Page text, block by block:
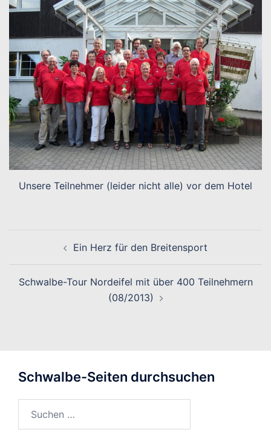
Unsere Teilnehmer (leider nicht alle) vor dem Hotel
Ein Herz für den Breitensport
Schwalbe-Tour Nordeifel mit über 400 Teilnehmern
(08/2013)
Schwalbe-Seiten durchsuchen
nach: